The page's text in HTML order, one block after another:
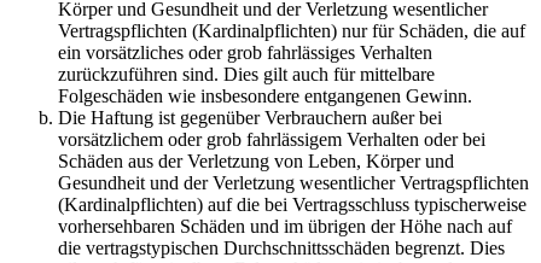
Körper und Gesundheit und der Verletzung wesentlicher
Vertragspflichten (Kardinalpflichten) nur für Schäden, die auf
ein vorsätzliches oder grob fahrlässiges Verhalten
zurückzuführen sind. Dies gilt auch für mittelbare
Folgeschäden wie insbesondere entgangenen Gewinn.
Die Haftung ist gegenüber Verbrauchern außer bei
vorsätzlichem oder grob fahrlässigem Verhalten oder bei
Schäden aus der Verletzung von Leben, Körper und
Gesundheit und der Verletzung wesentlicher Vertragspflichten
(Kardinalpflichten) auf die bei Vertragsschluss typischerweise
vorhersehbaren Schäden und im übrigen der Höhe nach auf
die vertragstypischen Durchschnittsschäden begrenzt. Dies